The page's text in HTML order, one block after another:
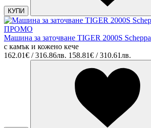
КУПИ
ПРОМО
Машина за заточване TIGER 2000S
с камък и кожено кече
162.01€ / 316.86лв. 158.81€ / 310.61лв.